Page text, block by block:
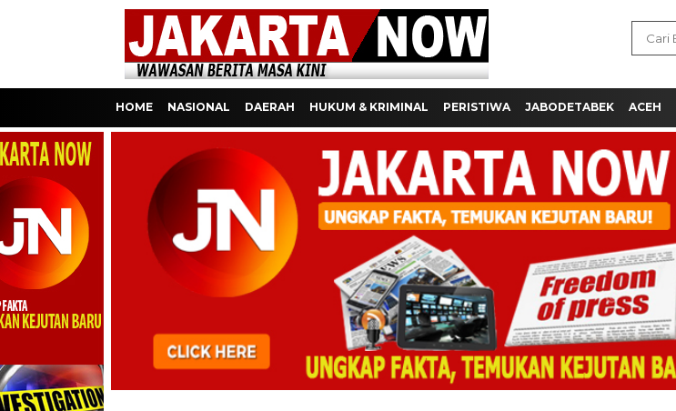
HOME NASIONAL DAERAH HUKUM & KRIMINAL PERISTIWA JABODETABEK ACEH